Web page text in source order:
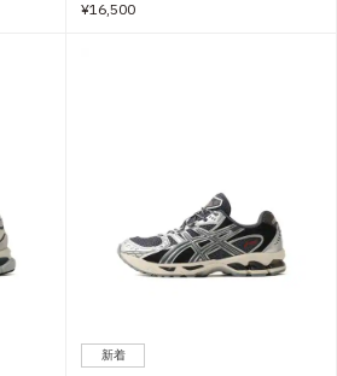
¥16,500
新着